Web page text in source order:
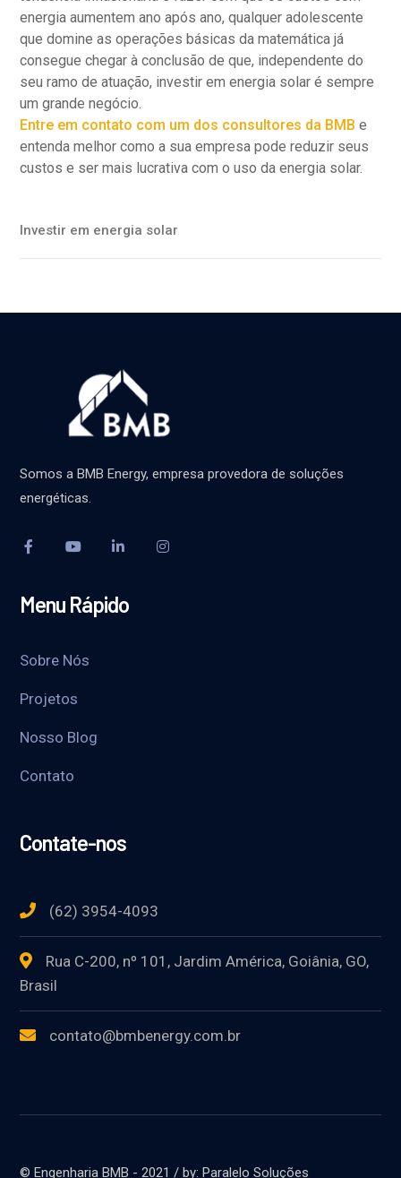
energia aumentem ano após ano, qualquer adolescente
que domine as operações básicas da matemática já
consegue chegar à conclusão de que, independente do
seu ramo de atuação, investir em energia solar é sempre
um grande negócio.
Entre em contato com um dos consultores da BMB e
entenda melhor como a sua empresa pode reduzir seus
custos e ser mais lucrativa com o uso da energia solar.
Investir em energia solar
Somos a BMB Energy, empresa provedora de soluções
energéticas.
Menu Rápido
Sobre Nós
Projetos
Nosso Blog
Contato
Contate-nos
(62) 3954-4093
Rua C-200, nº 101, Jardim América, Goiânia, GO,
Brasil
contato@bmbenergy.com.br
© Engenharia BMB - 2021 / by: Paralelo Soluções